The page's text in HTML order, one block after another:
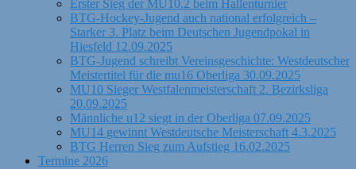
Erster Sieg der MU10.2 beim Hallenturnier
BTG-Hockey-Jugend auch national erfolgreich –
Starker 3. Platz beim Deutschen Jugendpokal in
Hiesfeld 12.09.2025
BTG-Jugend schreibt Vereinsgeschichte: Westdeutscher
Meistertitel für die mu16 Oberliga 30.09.2025
MU10 Sieger Westfalenmeisterschaft 2. Bezirksliga
20.09.2025
Männliche u12 siegt in der Oberliga 07.09.2025
MU14 gewinnt Westdeutsche Meisterschaft 4.3.2025
BTG Herren Sieg zum Aufstieg 16.02.2025
Termine 2026